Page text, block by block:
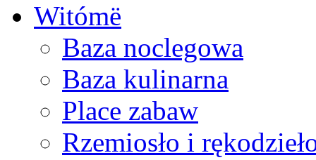
Witómë
Baza noclegowa
Baza kulinarna
Place zabaw
Rzemiosło i